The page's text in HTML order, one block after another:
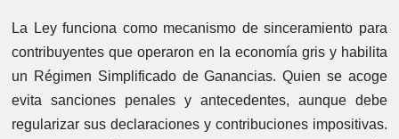
La Ley funciona como mecanismo de sinceramiento para
contribuyentes que operaron en la economía gris y habilita
un Régimen Simplificado de Ganancias. Quien se acoge
evita sanciones penales y antecedentes, aunque debe
regularizar sus declaraciones y contribuciones impositivas.